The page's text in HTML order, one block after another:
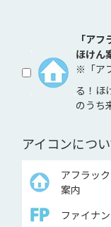
「ア
ほけん
※「ア
る！ほ
のうち
アイコンにつ
アフラッ
案内
ファイナ